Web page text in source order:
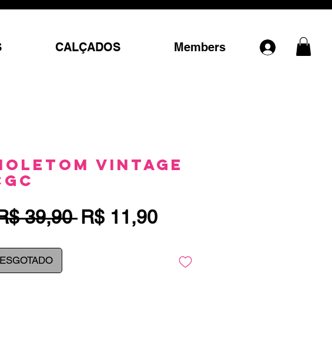
CALÇADOS Members
Vintage
39,90 Preço
R$ 11,90Preço
ESGOTADO